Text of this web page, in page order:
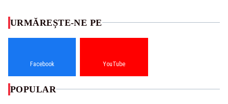
URMĂREȘTE-NE PE
Facebook YouTube
POPULAR